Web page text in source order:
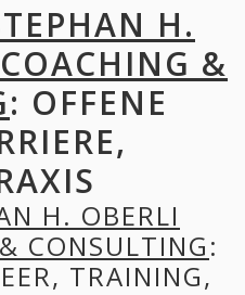
H.
&
: OFFENE
H. OBERLI
CONSULTING:
TRAINING,